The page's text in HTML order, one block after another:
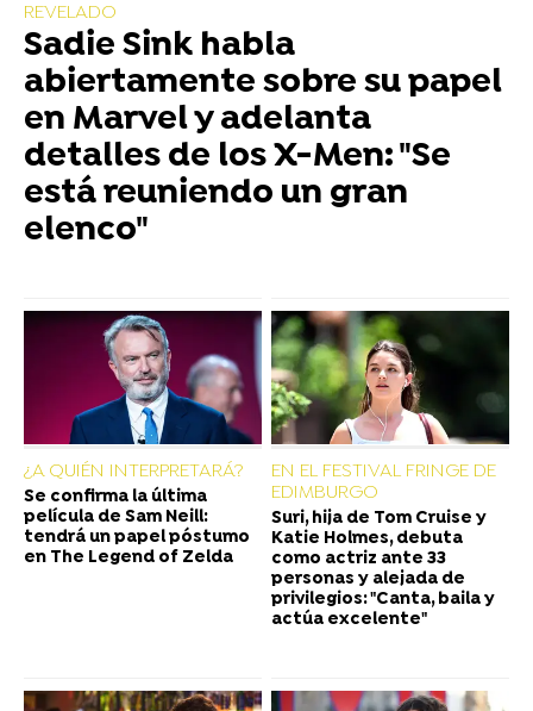
REVELADO
Sadie Sink habla
abiertamente sobre su papel
en Marvel y adelanta
detalles de los X-Men: "Se
está reuniendo un gran
elenco"
¿A QUIÉN INTERPRETARÁ?
Se confirma la última
película de Sam Neill:
tendrá un papel póstumo
en The Legend of Zelda
EN EL FESTIVAL FRINGE DE
EDIMBURGO
Suri, hija de Tom Cruise y
Katie Holmes, debuta
como actriz ante 33
personas y alejada de
privilegios: "Canta, baila y
actúa excelente"